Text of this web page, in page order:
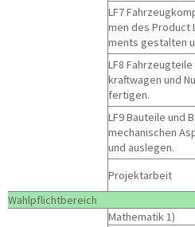
LF7
men des Pro­duct
ments gestal­ten
LF8
kraft­wa­gen und
fertigen.
LF9Bau­tei­le und
mecha­ni­schen
und auslegen.
Pro­jekt­ar­beit
Wahl­pflicht­be­reich
Mathe­ma­tik 1)